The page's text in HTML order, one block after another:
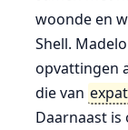
woonde en
Shell.
opvattingen
die van
Daarnaast is